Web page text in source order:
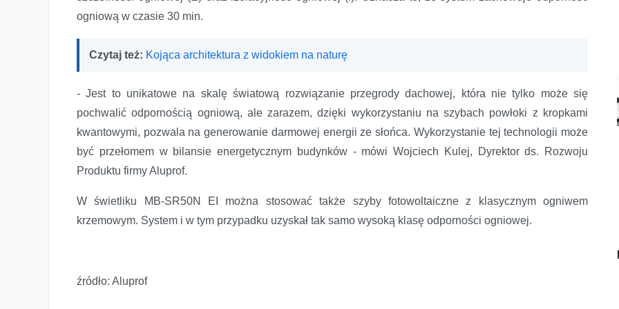
ogniową w czasie 30 min.
Czytaj też: Kojąca architektura z widokiem na naturę
- Jest to unikatowe na skalę światową rozwiązanie przegrody dachowej, która nie tylko może się
pochwalić odpornością ogniową, ale zarazem, dzięki wykorzystaniu na szybach powłoki z kropkami
kwantowymi, pozwala na generowanie darmowej energii ze słońca. Wykorzystanie tej technologii może
być przełomem w bilansie energetycznym budynków - mówi Wojciech Kulej, Dyrektor ds. Rozwoju
Produktu firmy Aluprof.
W świetliku MB-SR50N EI można stosować także szyby fotowoltaiczne z klasycznym ogniwem
krzemowym. System i w tym przypadku uzyskał tak samo wysoką klasę odporności ogniowej.
źródło: Aluprof